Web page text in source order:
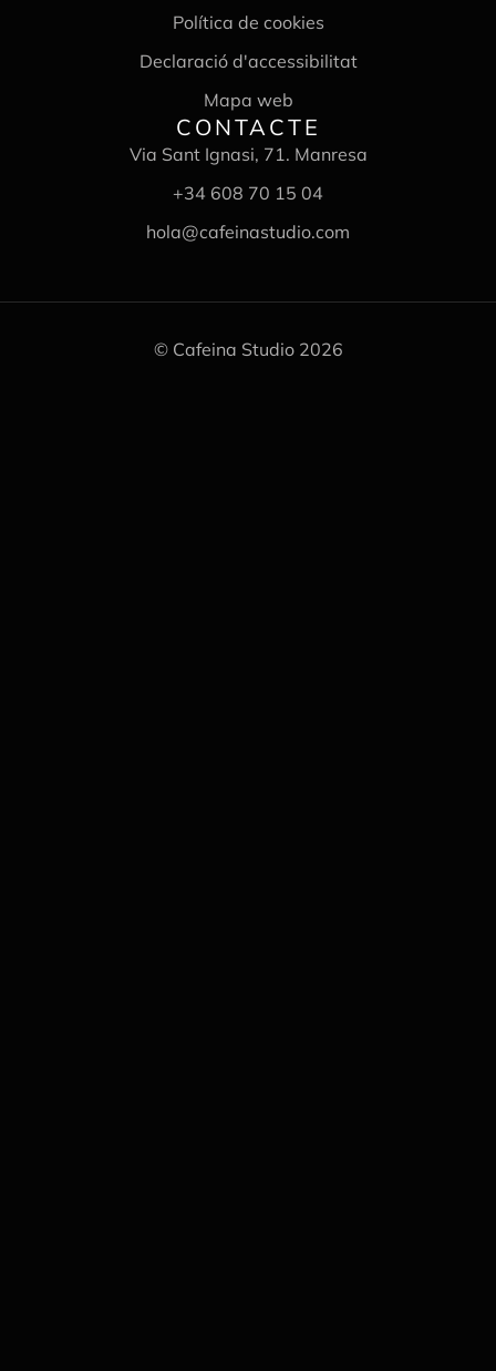
Política de cookies
Declaració d'accessibilitat
Mapa web
CONTACTE
Via Sant Ignasi, 71. Manresa
+34 608 70 15 04
hola@cafeinastudio.com
© Cafeina Studio 2026